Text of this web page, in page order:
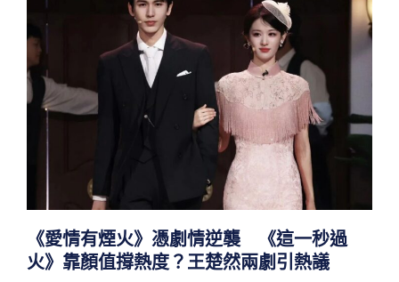
《愛情有煙火》憑劇情逆襲 《這一秒過
火》靠顏值撐熱度？王楚然兩劇引熱議